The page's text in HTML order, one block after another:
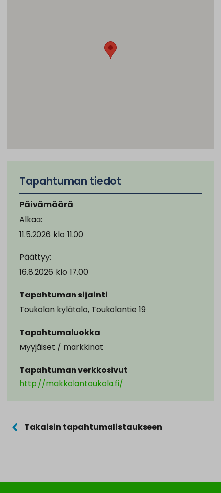
Tapahtuman tiedot
Päivämäärä
Alkaa:
11.5.2026 klo 11.00
Päättyy:
16.8.2026 klo 17.00
Tapahtuman sijainti
Toukolan kylätalo, Toukolantie 19
Tapahtumaluokka
Myyjäiset / markkinat
Tapahtuman verkkosivut
http://makkolantoukola.fi/
Takaisin tapahtumalistaukseen